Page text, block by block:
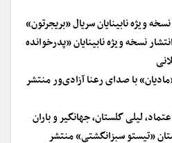
ویژه نابینایان سریال «بریجرتون»
نسخه ویژه نابینایان «پدرخوانده
با صدای رعنا آزادی‌ور منتشر
لیلی گلستان، جهانگیر و باران
«تیستو سبزانگشتی» منتشر